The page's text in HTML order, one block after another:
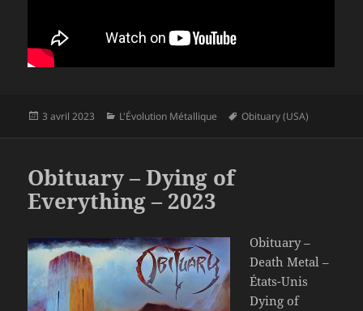
Publié
3 avril 2023 Catégories
L'Évolution Métallique
Mots-
Obituary (USA)
Obituary – Dying of
Everything – 2023
Obituary –
Death Metal –
États-Unis
Dying of